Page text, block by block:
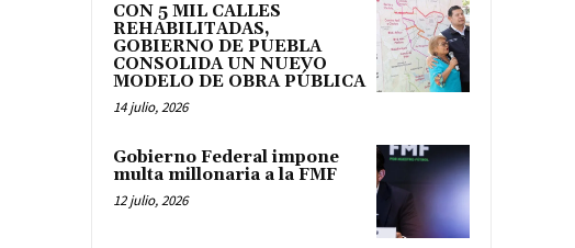
CON 5 MIL CALLES
REHABILITADAS,
GOBIERNO DE PUEBLA
CONSOLIDA UN NUEVO
MODELO DE OBRA PÚBLICA
14 julio, 2026
Gobierno Federal impone
multa millonaria a la FMF
12 julio, 2026